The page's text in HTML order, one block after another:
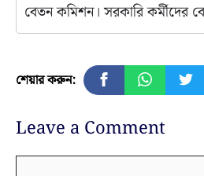
বেতন কমিশন। সরকারি কর্মীদের
শেয়ার করুন:
Leave a Comment